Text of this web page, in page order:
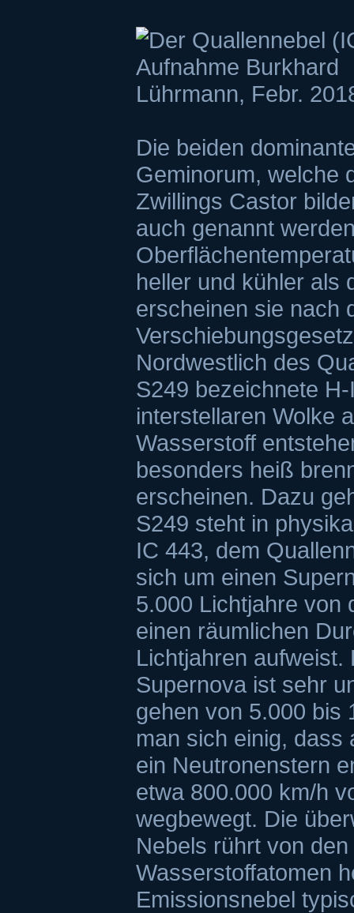
Die beiden
Geminorum, welche
Zwillings Castor
auch genannt
heller und kühler als
erscheinen sie nach
Nordwestlich des
S249 bezeichnete
interstellaren Wolke
Wasserstoff
besonders heiß
erscheinen. Dazu
S249 steht in
IC 443, dem
sich um einen
5.000 Lichtjahre von
einen räumlichen
Lichtjahren aufweist.
Supernova ist sehr
gehen von 5.000 bis
man sich einig, dass
ein Neutronenstern
etwa 800.000 km/h
wegbewegt. Die
Nebels rührt von
Wasserstoffatomen
Emissionsnebel